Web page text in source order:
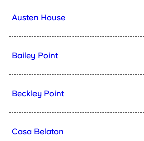
Austen House
Bailey Point
Beckley Point
Casa Belaton